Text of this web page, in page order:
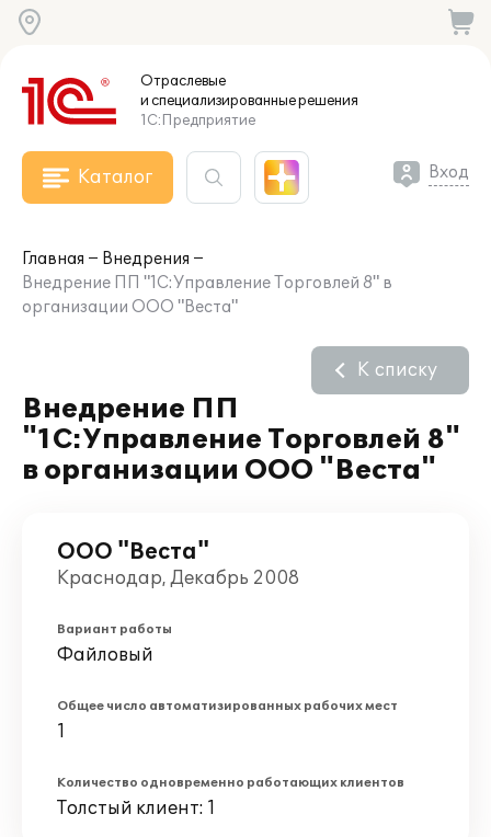
Отраслевые
и специализированныерешения
1С:Предприятие
Каталог Вход
Главная
Внедрения
Внедрение ПП "1С:Управление Торговлей 8" в
организации ООО "Веста"
Внедрение ПП
"1С:Управление Торговлей 8"
в организации ООО "Веста"
К списку
ООО "Веста"
Краснодар, Декабрь 2008
Вариант работы
Файловый
Общее число автоматизированных рабочих мест
1
Количество одновременно работающих клиентов
Толстый клиент: 1